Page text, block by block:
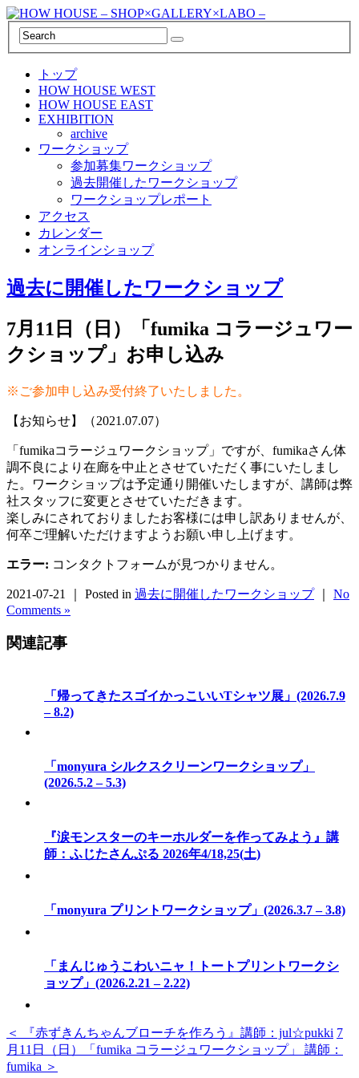
トップ
HOW HOUSE WEST
HOW HOUSE EAST
EXHIBITION
archive
ワークショップ
参加募集ワークショップ
過去開催したワークショップ
ワークショップレポート
アクセス
カレンダー
オンラインショップ
過去に開催したワークショップ
7月11日（日）「fumika コラージュワー
クショップ」お申し込み
※ご参加申し込み受付終了いたしました。
【お知らせ】（2021.07.07）
「fumikaコラージュワークショップ」ですが、fumikaさん体
調不良により在廊を中止とさせていただく事にいたしまし
た。ワークショップは予定通り開催いたしますが、講師は弊
社スタッフに変更とさせていただきます。
楽しみにされておりましたお客様には申し訳ありませんが、
何卒ご理解いただけますようお願い申し上げます。
エラー: コンタクトフォームが見つかりません。
2021-07-21 ｜ Posted in 過去に開催したワークショップ｜ No
Comments »
関連記事
「帰ってきたスゴイかっこいいTシャツ展」(2026.7.9
– 8.2)
「monyura シルクスクリーンワークショップ」
(2026.5.2 – 5.3)
『涙モンスターのキーホルダーを作ってみよう』講
師：ふじたさんぷる 2026年4/18,25(土)
「monyura プリントワークショップ」(2026.3.7 – 3.8)
「まんじゅうこわいニャ！トートプリントワークシ
ョップ」(2026.2.21 – 2.22)
＜ 『赤ずきんちゃんブローチを作ろう』講師：jul☆pukki 7
月11日（日）「fumika コラージュワークショップ」 講師：
fumika ＞